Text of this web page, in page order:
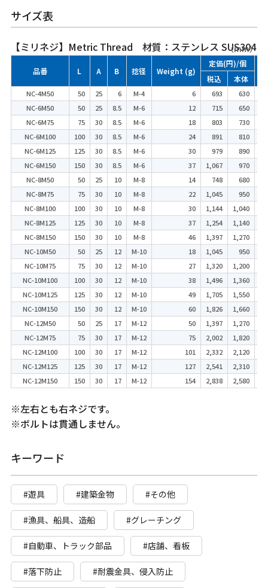
サイズ表
【ミリネジ】Metric Thread 材質：ステンレス SUS304
（mm）
品番 L A B 捻径 Weight (g)
定価(円)/個
税込 本体
NC-4M50 50 25 6 M-4 6 693
630
NC-6M50
50 25 8.5 M-6 12 715
650
NC-6M75
75 30 8.5 M-6 18 803
730
NC-6M100
100 30 8.5 M-6 24 891
810
NC-6M125
125 30 8.5 M-6 30 979
890
NC-6M150
150 30 8.5 M-6 37 1,067
970
NC-8M50
50 25 10 M-8 14 748
680
NC-8M75
75 30 10 M-8 22 1,045
950
NC-8M100
100 30 10 M-8 30 1,144
1,040
NC-8M125
125 30 10 M-8 37 1,254
1,140
NC-8M150
150 30 10 M-8 46 1,397
1,270
NC-10M50
50 25 12 M-10 18 1,045
950
NC-10M75
75 30 12 M-10 27 1,320
1,200
NC-10M100
100 30 12 M-10 38 1,496
1,360
NC-10M125
125 30 12 M-10 49 1,705
1,550
NC-10M150
150 30 12 M-10 60 1,826
1,660
NC-12M50
50 25 17 M-12 50 1,397
1,270
NC-12M75
75 30 17 M-12 75 2,002
1,820
NC-12M100
100 30 17 M-12 101 2,332
2,120
NC-12M125
125 30 17 M-12 127 2,541
2,310
NC-12M150
150 30 17 M-12 154 2,838 2,580
※左右とも右ネジです。
※ボルトは貫通しません。
キーワード
#遊具 #建築金物 #その他
#漁具、船具、造船 #グレーチング
#自動車、トラック部品 #店舗、看板
#落下防止 #耐震金具、侵入防止